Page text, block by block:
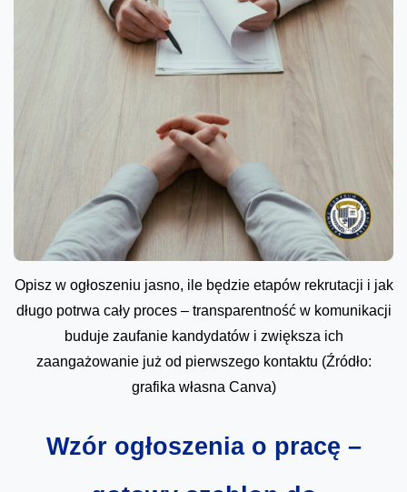
Opisz w ogłoszeniu jasno, ile będzie etapów rekrutacji i jak
długo potrwa cały proces – transparentność w komunikacji
buduje zaufanie kandydatów i zwiększa ich
zaangażowanie już od pierwszego kontaktu (Źródło:
grafika własna Canva)
Wzór ogłoszenia o pracę –